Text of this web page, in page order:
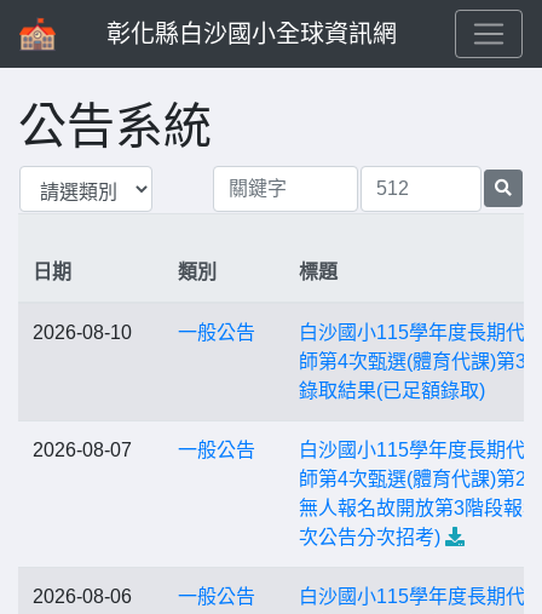
彰化縣白沙國小全球資訊網
公告系統
日期 類別 標題
2026-08-10 一般公告
白沙國小115學年度長期代
師第4次甄選(體育代課)第3
錄取結果(已足額錄取)
2026-08-07 一般公告
白沙國小115學年度長期代
師第4次甄選(體育代課)第2
無人報名故開放第3階段報
次公告分次招考)
2026-08-06 一般公告
白沙國小115學年度長期代